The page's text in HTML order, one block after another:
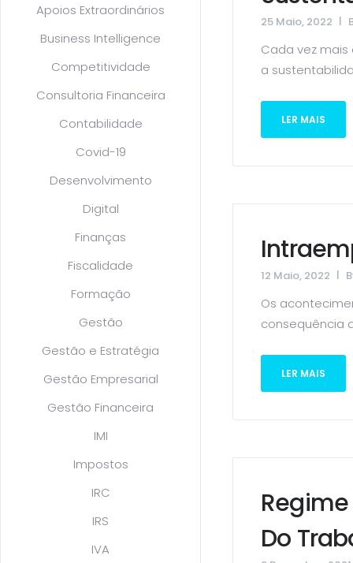
Apoios Extraordinários
Business Intelligence
Competitividade
Consultoria Financeira
Contabilidade
Covid-19
Desenvolvimento
Digital
Finanças
Fiscalidade
Formação
Gestão
Gestão e Estratégia
Gestão Empresarial
Gestão Financeira
IMI
Impostos
IRC
IRS
IVA
25 Maio, 2022
Cada vez
a
LER MAIS
12 Maio, 2022
Os
consequência
LER MAIS
Do